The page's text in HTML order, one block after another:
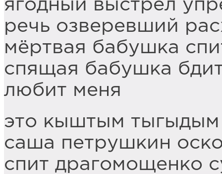
ягодный выстрел
речь озверевший
мёртвая бабушка
спящая бабушка
любит меня
это кыштым тыгыдым
саша петрушкин
спит драгомощенко